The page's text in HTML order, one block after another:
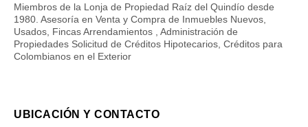
Miembros de la Lonja de Propiedad Raíz del Quindío desde
1980. Asesoría en Venta y Compra de Inmuebles Nuevos,
Usados, Fincas Arrendamientos , Administración de
Propiedades Solicitud de Créditos Hipotecarios, Créditos para
Colombianos en el Exterior
UBICACIÓN Y CONTACTO